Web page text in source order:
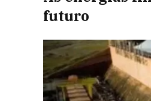
futuro